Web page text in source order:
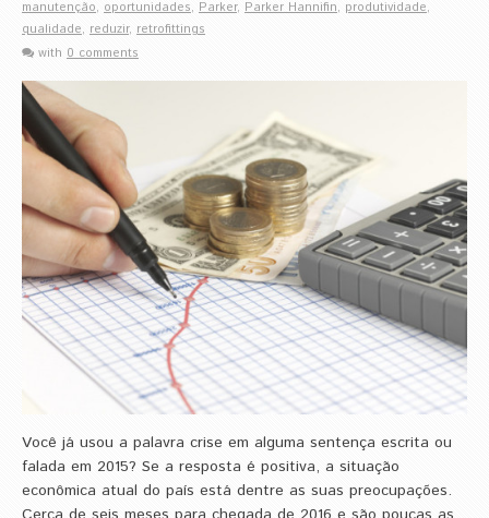
manutenção, oportunidades, Parker, Parker Hannifin, produtividade,
qualidade, reduzir, retrofittings
with 0 comments
Você já usou a palavra crise em alguma sentença escrita ou
falada em 2015? Se a resposta é positiva, a situação
econômica atual do país está dentre as suas preocupações.